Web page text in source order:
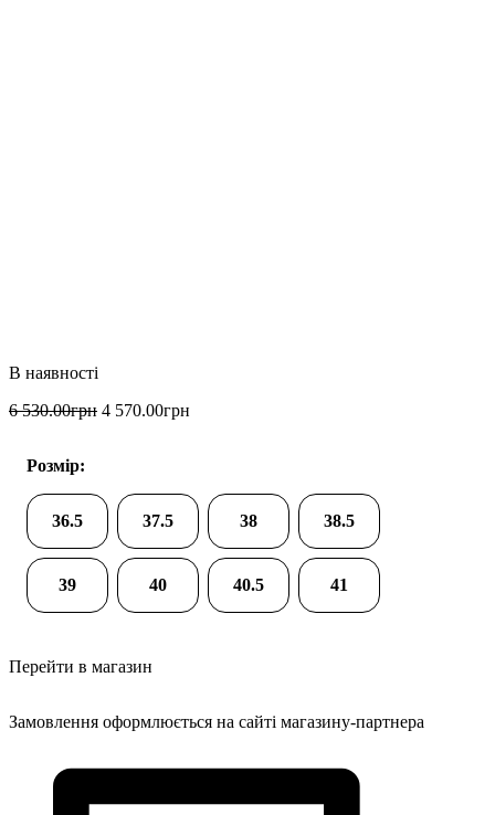
6 530.00грн 4 570.00грн
Розмір:
36.5 37.5 38 38.5
39 40 40.5 41
Перейти в магазин
Замовлення оформлюється на сайті магазину-партнера